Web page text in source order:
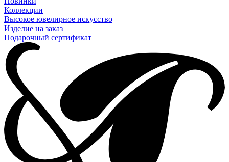
Коллекции
Высокое ювелирное искусство
Изделие на заказ
Подарочный сертификат